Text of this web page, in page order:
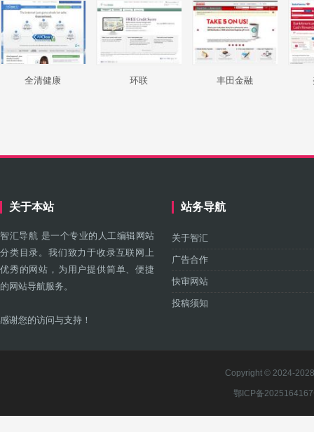
全清健康 环联 丰田金融
关于本站
智汇导航 是一个专业的人工编辑网站
分类目录。我们致力于收录互联网上
优秀的网站，为用户提供简单、便捷
的网站导航服务。
感谢您的访问与支持！
站务导航
关于智汇
广告合作
快审网站
投稿须知
Copyright © 2024-
鄂ICP备